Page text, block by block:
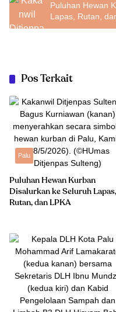
Puluhan Hewan
Lapas, Rutan,
Pos Terkait
Palu
Puluhan Hewan Kurban
Disalurkan ke Seluruh Lapas,
Rutan, dan LPKA